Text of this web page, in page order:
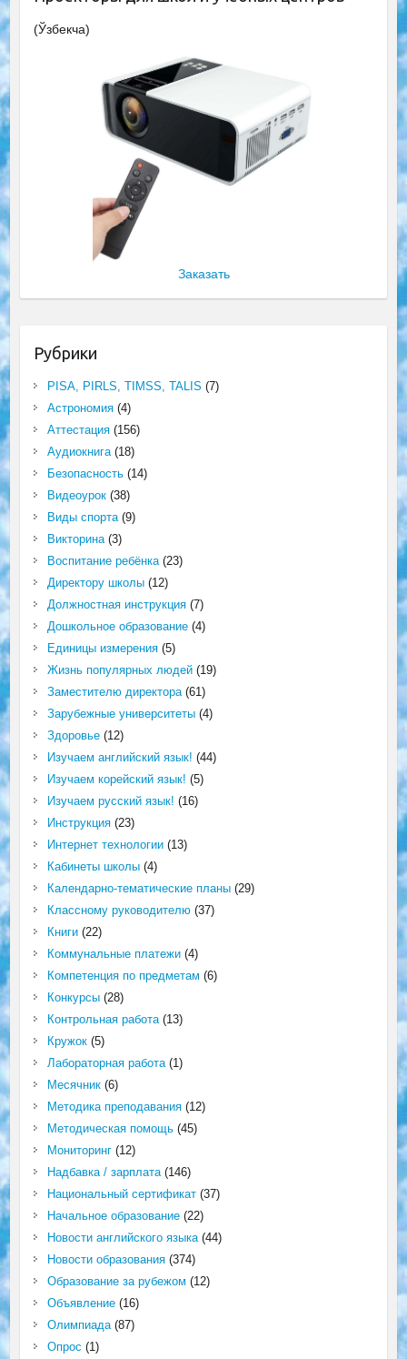
(Ўзбекча)
Заказать
Рубрики
PISA, PIRLS, TIMSS, TALIS (7)
Астрономия(4)
Аттестация(156)
Аудиокнига(18)
Безопасность(14)
Видеоурок(38)
Виды спорта(9)
Викторина(3)
Воспитание ребёнка(23)
Директору школы(12)
Должностная инструкция(7)
Дошкольное образование(4)
Единицы измерения(5)
Жизнь популярных людей(19)
Заместителю директора(61)
Зарубежные университеты(4)
Здоровье(12)
Изучаем английский язык! (44)
Изучаем корейский язык! (5)
Изучаем русский язык! (16)
Инструкция(23)
Интернет технологии(13)
Кабинеты школы(4)
Календарно-тематические планы(29)
Классному руководителю(37)
Книги(22)
Коммунальные платежи(4)
Компетенция по предметам (6)
Конкурсы(28)
Контрольная работа(13)
Кружок(5)
Лабораторная работа(1)
Месячник(6)
Методика преподавания(12)
Методическая помощь(45)
Мониторинг(12)
Надбавка / зарплата(146)
Национальный сертификат(37)
Начальное образование(22)
Новости английского языка(44)
Новости образования(374)
Образование за рубежом (12)
Объявление(16)
Олимпиада(87)
Опрос (1)